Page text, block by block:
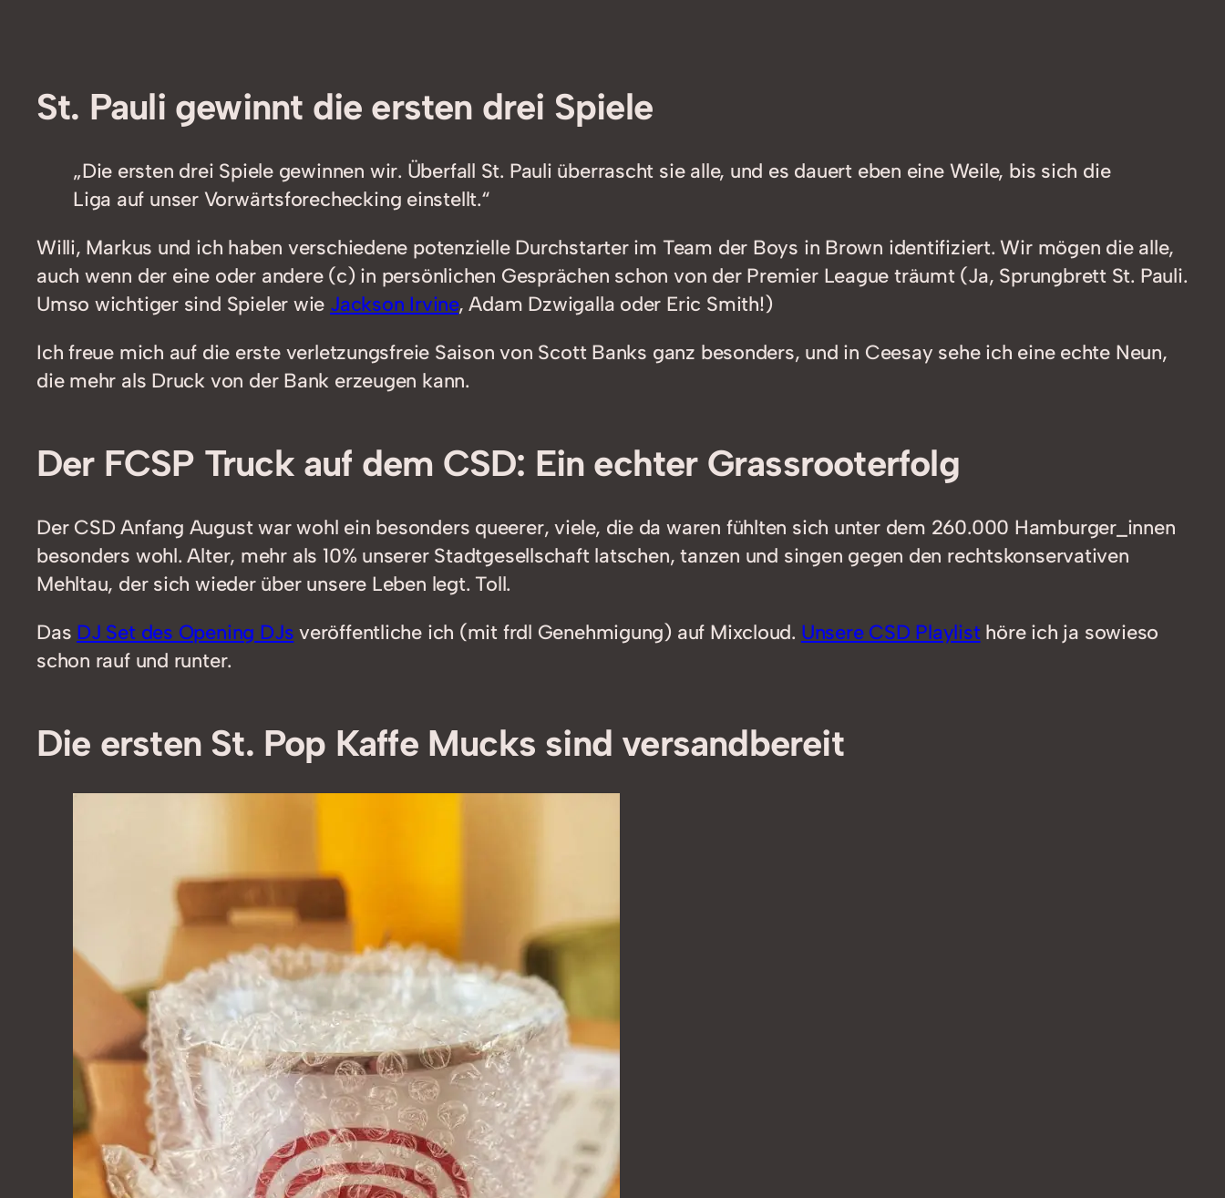
St. Pauli gewinnt die ersten drei Spiele
„Die ersten drei Spiele gewinnen wir. Überfall St. Pauli überrascht sie alle, und es dauert eben eine Weile, bis sich die
Liga auf unser Vorwärtsforechecking einstellt.“
Willi, Markus und ich haben verschiedene potenzielle Durchstarter im Team der Boys in Brown identifiziert. Wir mögen die alle,
auch wenn der eine oder andere (c) in persönlichen Gesprächen schon von der Premier League träumt (Ja, Sprungbrett St. Pauli.
Umso wichtiger sind Spieler wie Jackson Irvine, Adam Dzwigalla oder Eric Smith!)
Ich freue mich auf die erste verletzungsfreie Saison von Scott Banks ganz besonders, und in Ceesay sehe ich eine echte Neun,
die mehr als Druck von der Bank erzeugen kann.
Der FCSP Truck auf dem CSD: Ein echter Grassrooterfolg
Der CSD Anfang August war wohl ein besonders queerer, viele, die da waren fühlten sich unter dem 260.000 Hamburger_innen
besonders wohl. Alter, mehr als 10% unserer Stadtgesellschaft latschen, tanzen und singen gegen den rechtskonservativen
Mehltau, der sich wieder über unsere Leben legt. Toll.
Das DJ Set des Opening DJs veröffentliche ich (mit frdl Genehmigung) auf Mixcloud. Unsere CSD Playlist höre ich ja sowieso
schon rauf und runter.
Die ersten St. Pop Kaffe Mucks sind versandbereit